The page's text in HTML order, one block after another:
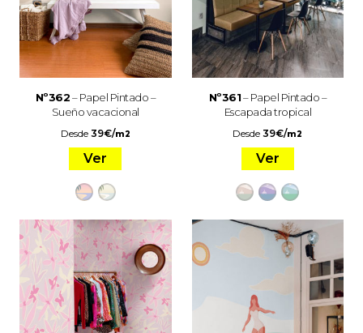
Nº362– Papel Pintado –
Sueño vacacional
Desde 39€/m2
Ver
Nº361– Papel Pintado –
Escapada tropical
Desde39€/m2
Ver